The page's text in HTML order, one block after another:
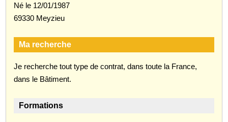
Né le 12/01/1987
69330 Meyzieu
Ma recherche
Je recherche tout type de contrat, dans toute la France,
dans le Bâtiment.
Formations